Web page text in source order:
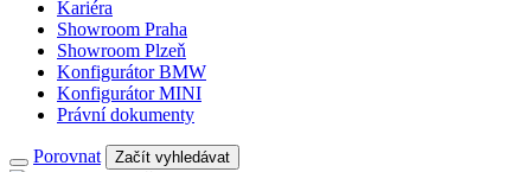
Kariéra
Showroom Praha
Showroom Plzeň
Konfigurátor BMW
Konfigurátor MINI
Právní dokumenty
Porovnat Začít vyhledávat